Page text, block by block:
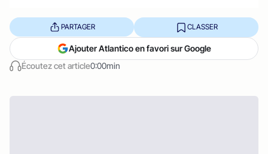
Écoutez cet article0:00min
PARTAGER CLASSER
Ajouter Atlantico en favori sur Google